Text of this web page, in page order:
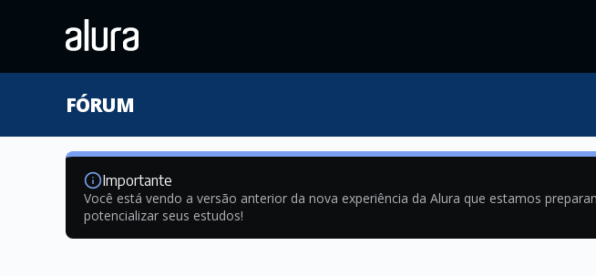
FÓRUM
Importante
Você está vendo a versão anterior da nova experiência da Alura que estamos
potencializar seus estudos!